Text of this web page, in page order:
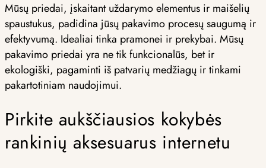
Mūsų priedai, įskaitant uždarymo elementus ir maišelių
spaustukus, padidina jūsų pakavimo procesų saugumą ir
efektyvumą. Idealiai tinka pramonei ir prekybai. Mūsų
pakavimo priedai yra ne tik funkcionalūs, bet ir
ekologiški, pagaminti iš patvarių medžiagų ir tinkami
pakartotiniam naudojimui.
Pirkite aukščiausios kokybės
rankinių aksesuarus internetu